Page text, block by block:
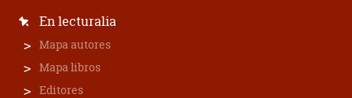
En lecturalia
Mapa autores
Mapa libros
Editores